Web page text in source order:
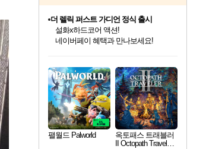
최대 90% 할인가를 만나보세요!
네이버혜택과 함께 만나보세요!
50%할인&추가 적립까지!
네이버 포인트 혜택까지!
이니&베니 혜택까지!
네이버 혜택가와 함께 예약하세요!
할인&네이버혜택으로 만나보세요!
네이버페이 혜택과 만나보세요!
베데스다 40주년 기념 할인 중!
베데스다의 명작들을
40주년 프로모션으로 만나보세요!
할인가에 만나보세요!
일부 에디션 상시 할인!
혜택으로 예약 판매 중
편안하게 충전하세요
팰월드 Palworld
옥토패스 트래블러
II Octopath Traveler I